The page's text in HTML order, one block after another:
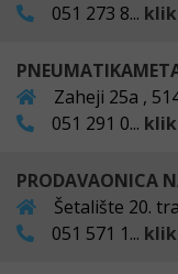
051 273 8...
Zaheji 25a ,
051 291 0...
PRODAVAONICA
Šetalište 20.
051 571 1...